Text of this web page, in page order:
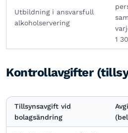
Utbildning i ansvarsfull
alkoholservering
1
Kontrollavgifter
Tillsynsavgift vid
bolagsändring